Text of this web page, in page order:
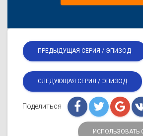
ПРЕДЫДУЩАЯ СЕРИЯ / ЭПИЗОД
СЛЕДУЮЩАЯ СЕРИЯ / ЭПИЗОД
Поделиться
ИСПОЛЬЗОВАТЬ